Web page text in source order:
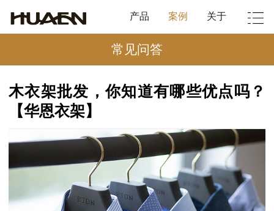
产品 案例 关于
常见问答
木衣架批发，你知道有哪些优点吗？
【华恩衣架】